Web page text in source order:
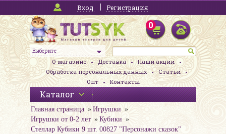
Вход Регистрация
Выберите
0
О магазине Доставка
Наши акции
Обработка персональных данных
Статьи
Опт
Контакты
Каталог
Главная страница
Игрушки
Игрушки от 0-2 лет
Кубики
Стеллар Кубики 9 шт. 00827 "Персонажи сказок"